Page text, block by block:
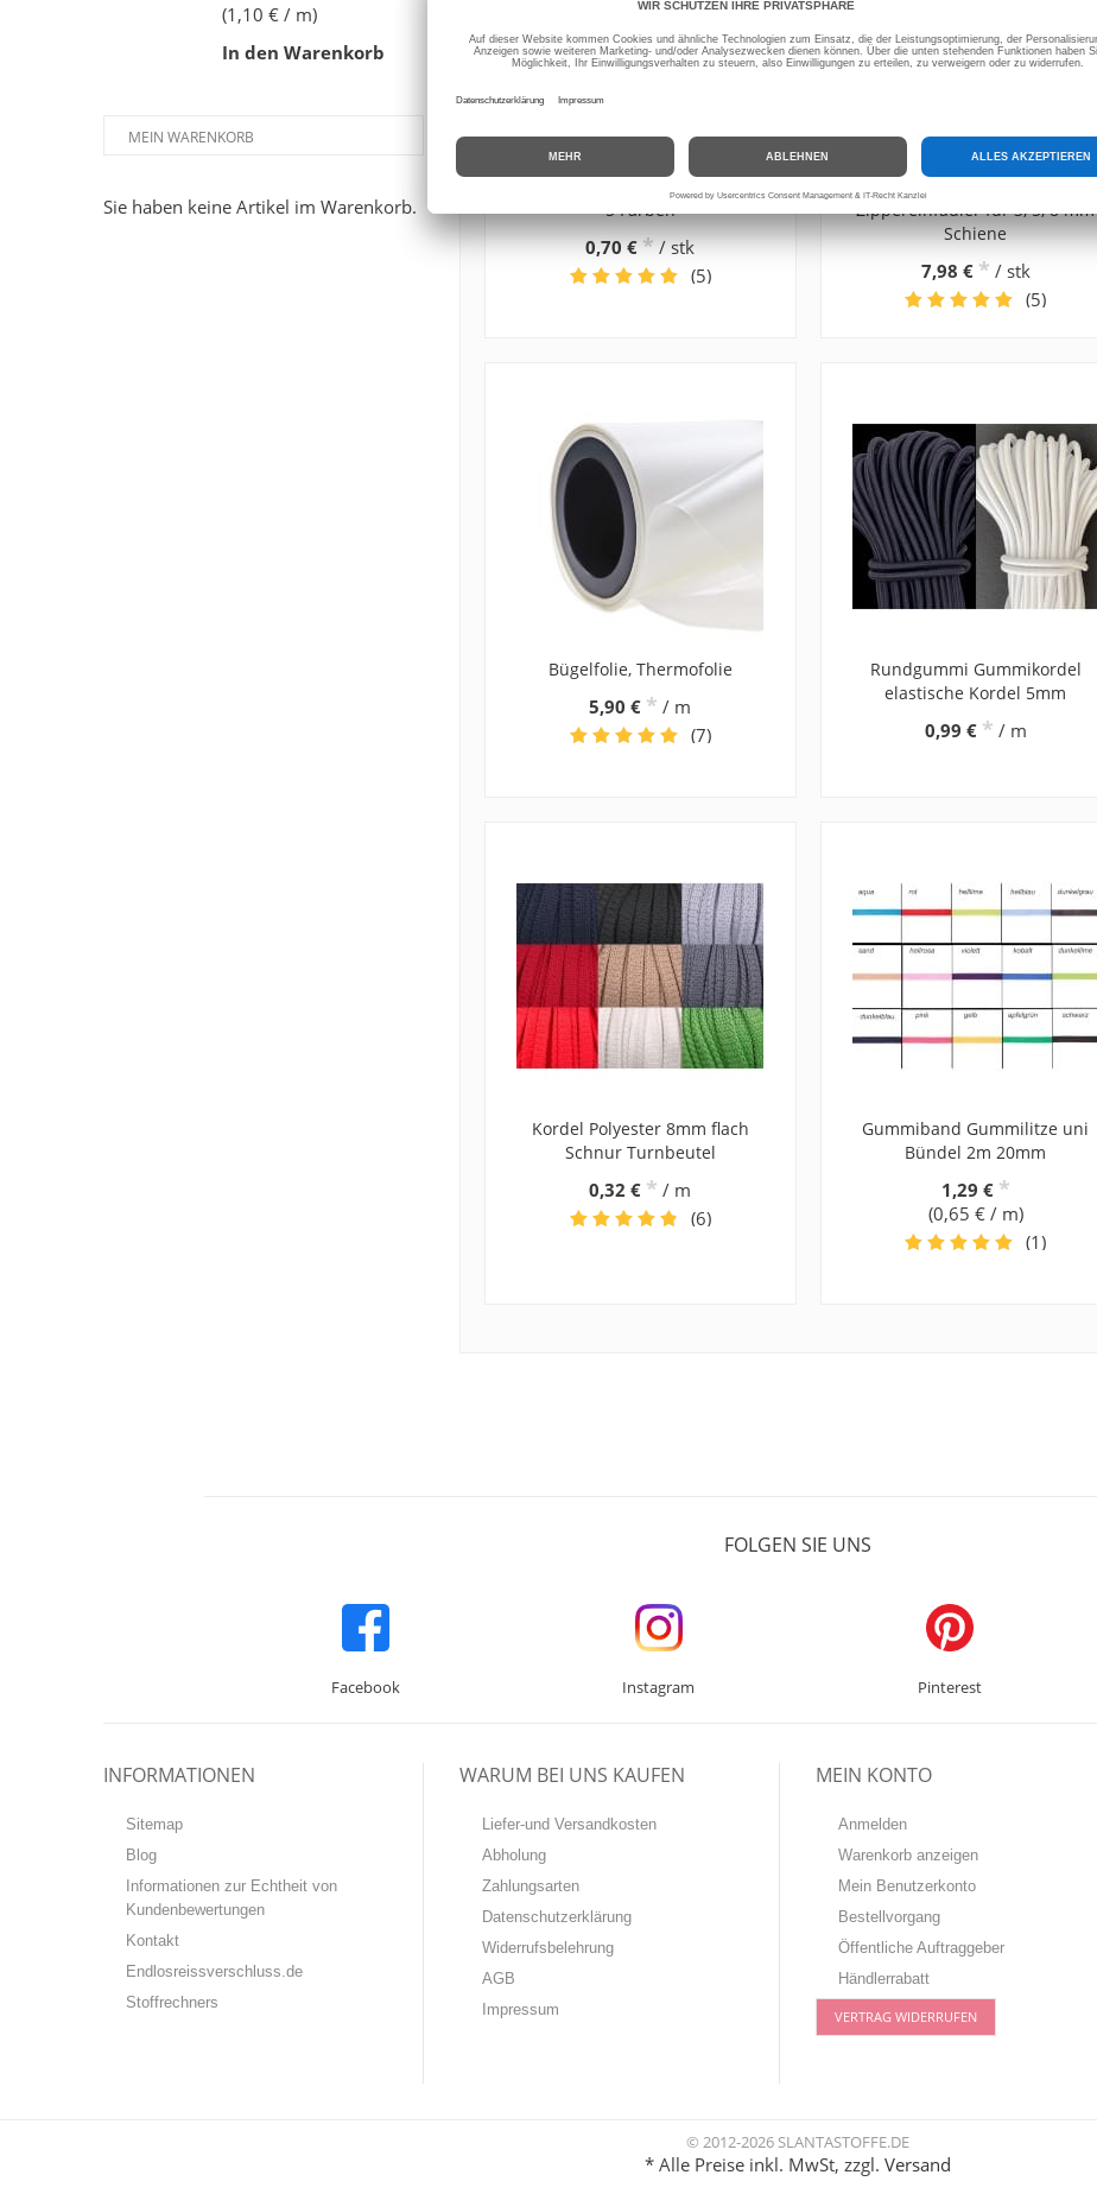
Kordelenden, Kordel Endstück,
5 Farben
0,70 € * / stk
(5)
Zipper Einfädler für endlos
Zippereinfädler für 3, 5, 8 mm
Schiene
7,98 € * / stk
(5)
Bügelfolie, Thermofolie
5,90 € * / m
(7)
Rundgummi Gummikordel
elastische Kordel 5mm
0,99 € * / m
Kordel Polyester 8mm flach
Schnur Turnbeutel
0,32 € * / m
(6)
Gummiband Gummilitze uni
Bündel 2m 20mm
1,29 € *
(0,65 € / m)
(1)
(1,10 € / m)
In den Warenkorb
MEIN WARENKORB
Sie haben keine Artikel im Warenkorb.
FOLGEN SIE UNS
Facebook Instagram Pinterest
INFORMATIONEN
Sitemap
Blog
Informationen zur Echtheit von
Kundenbewertungen
Kontakt
Endlosreissverschluss.de
Stoffrechners
WARUM BEI UNS KAUFEN
Liefer-und Versandkosten
Abholung
Zahlungsarten
Datenschutzerklärung
Widerrufsbelehrung
AGB
Impressum
MEIN KONTO
Anmelden
Warenkorb anzeigen
Mein Benutzerkonto
Bestellvorgang
Öffentliche Auftraggeber
Händlerrabatt
VERTRAG WIDERRUFEN
© 2012-2026 SLANTASTOFFE.DE
* Alle Preise inkl. MwSt, zzgl. Versand